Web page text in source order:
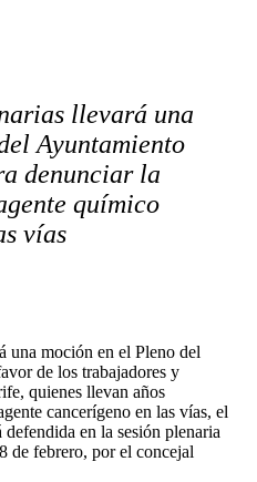
llevará una
Ayuntamiento
denunciar la
químico
vías
una moción en el Pleno del
de los trabajadores y
quienes llevan años
cancerígeno en las vías, el
en la sesión plenaria
de febrero, por el concejal